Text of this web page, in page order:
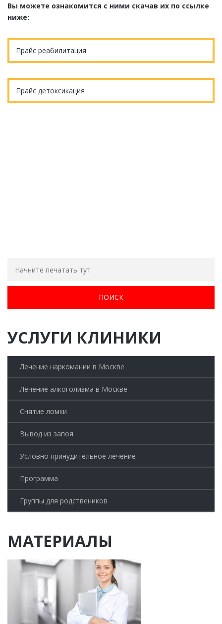
Вы можете ознакомится с ними скачав их по ссылке
ниже:
Прайс реабилитация
Прайс детоксикация
УСЛУГИ КЛИНИКИ
Лечение наркомании в Москве
Лечение алкоголизма в Москве
Снятие ломки
Вывод из запоя
Условно принудительное лечение
Программа
Группы для родствеников
МАТЕРИАЛЫ